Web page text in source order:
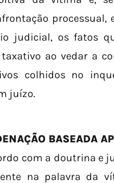
judicial, os fatos
ao vedar a
colhidos no
juízo.
BASEADA
com a doutrina
na palavra da